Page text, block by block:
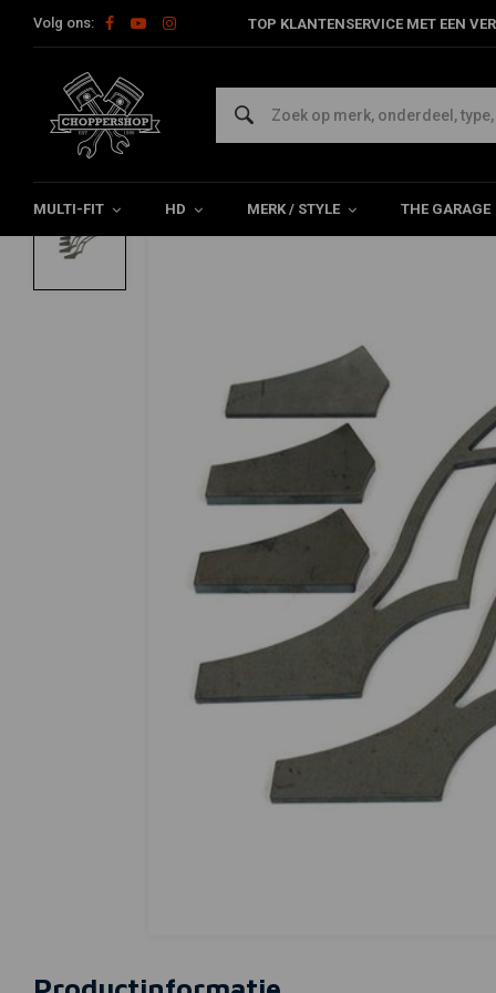
Volg ons: TOP KLANTENSERVICE MET EEN
MULTI-FIT HD MERK / STYLE THE GARAGE
Home Multi-fit Spatborden Spatbord Struts 320MM
BK PRODUCTS
320MM Long Stiletto Strut Set